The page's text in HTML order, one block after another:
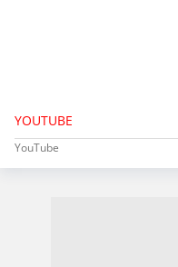
YOUTUBE
YouTube